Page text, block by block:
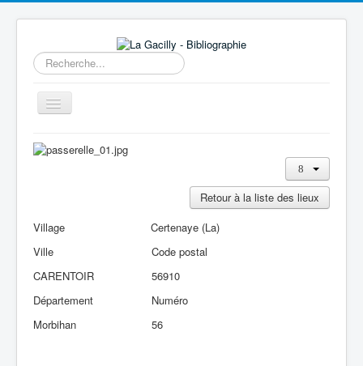
Rechercher
Basculer
la
Accueil
Visiter
Agenda
Aide
Contactez-nous
Retour à la liste des lieux
Village
Certenaye (La)
Ville
CARENTOIR
Code postal
56910
Département
Morbihan
Numéro
56